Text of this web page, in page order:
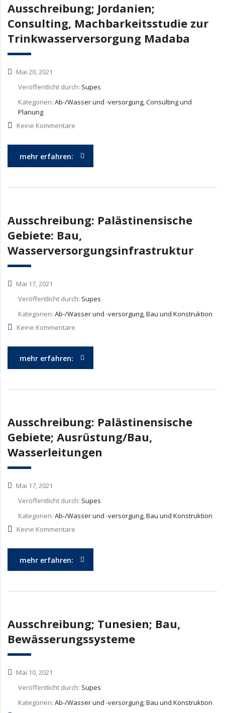
Ausschreibung; Jordanien;
Consulting, Machbarkeitsstudie zur
Trinkwasserversorgung Madaba
Mai 20, 2021
Veröffentlicht durch: Supes
Kategorien: Ab-/Wasser und -versorgung, Consulting und
Planung
Keine Kommentare
mehr erfahren:
Ausschreibung: Palästinensische
Gebiete: Bau,
Wasserversorgungsinfrastruktur
Mai 17, 2021
Veröffentlicht durch: Supes
Kategorien: Ab-/Wasser und -versorgung, Bau und Konstruktion
Keine Kommentare
mehr erfahren:
Ausschreibung: Palästinensische
Gebiete; Ausrüstung/Bau,
Wasserleitungen
Mai 17, 2021
Veröffentlicht durch: Supes
Kategorien: Ab-/Wasser und -versorgung, Bau und Konstruktion
Keine Kommentare
mehr erfahren:
Ausschreibung; Tunesien; Bau,
Bewässerungssysteme
Mai 10, 2021
Veröffentlicht durch: Supes
Kategorien: Ab-/Wasser und -versorgung, Bau und Konstruktion